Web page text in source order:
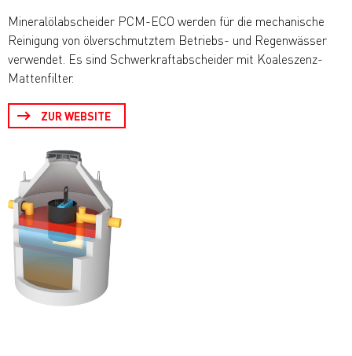
Mineralölabscheider PCM-ECO werden für die mechanische
Reinigung von ölverschmutztem Betriebs- und Regenwässer
verwendet. Es sind Schwerkraftabscheider mit Koaleszenz-
Mattenfilter.
ZUR WEBSITE